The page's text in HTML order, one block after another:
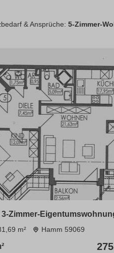
& Ansprüche: 5-Zimmer-
3-Zimmer-
& Tiefgarage
m² Hamm 59069